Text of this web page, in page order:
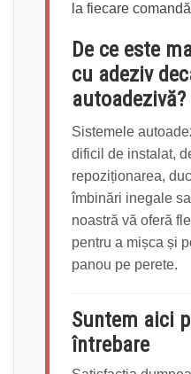
la fiecare
De ce este
cu adeziv
autoadezivă?
Sistemele
dificil de instalat,
repoziționarea,
îmbinări inegale
noastră vă oferă
pentru a mișca și
panou pe perete.
Suntem aici
întrebare